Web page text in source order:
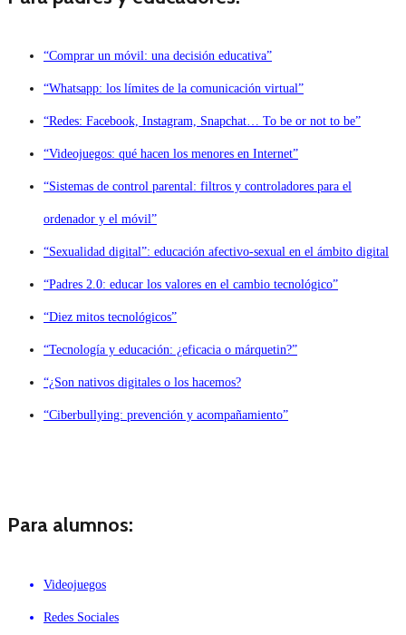
“Comprar un móvil: una decisión educativa”
“Whatsapp: los límites de la comunicación virtual”
“Redes: Facebook, Instagram, Snapchat… To be or not to be”
“Videojuegos: qué hacen los menores en Internet”
“Sistemas de control parental: filtros y controladores para el
ordenador y el móvil”
“Sexualidad digital”: educación afectivo-sexual en el ámbito digital
“Padres 2.0: educar los valores en el cambio tecnológico”
“Diez mitos tecnológicos”
“Tecnología y educación: ¿eficacia o márquetin?”
“¿Son nativos digitales o los hacemos?
“Ciberbullying: prevención y acompañamiento”
Para alumnos:
Videojuegos
Redes Sociales